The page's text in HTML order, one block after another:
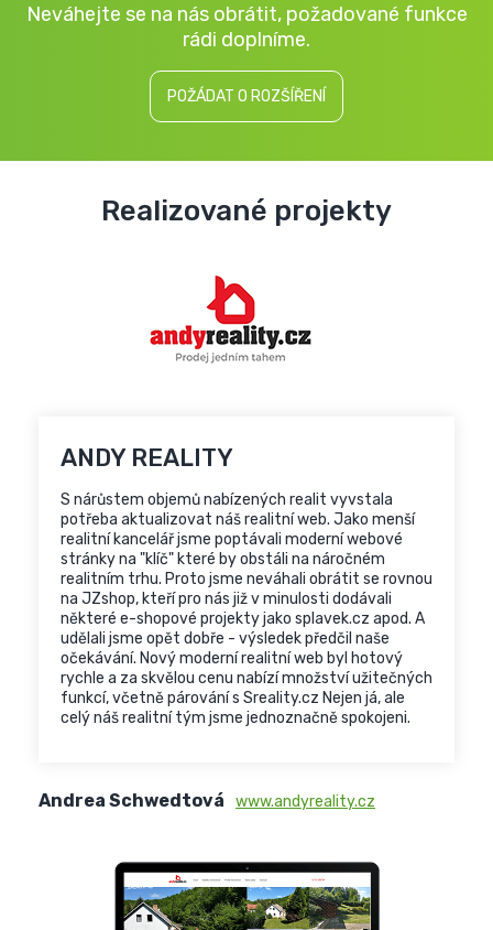
Neváhejte se na nás obrátit, požadované funkce
rádi doplníme.
POŽÁDAT O ROZŠÍŘENÍ
Realizované projekty
ANDY REALITY
S nárůstem objemů nabízených realit vyvstala
potřeba aktualizovat náš realitní web. Jako menší
realitní kancelář jsme poptávali moderní webové
stránky na "klíč" které by obstáli na náročném
realitním trhu. Proto jsme neváhali obrátit se rovnou
na JZshop, kteří pro nás již v minulosti dodávali
některé e-shopové projekty jako splavek.cz apod. A
udělali jsme opět dobře - výsledek předčil naše
očekávání. Nový moderní realitní web byl hotový
rychle a za skvělou cenu nabízí množství užitečných
funkcí, včetně párování s Sreality.cz Nejen já, ale
celý náš realitní tým jsme jednoznačně spokojeni.
Andrea Schwedtová www.andyreality.cz